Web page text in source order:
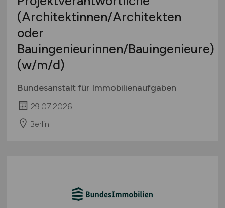
(Architektinnen/Architekten
oder
Bauingenieurinnen/Bauingenieure)
(w/m/d)
Bundesanstalt für Immobilienaufgaben
29.07.2026
Berlin